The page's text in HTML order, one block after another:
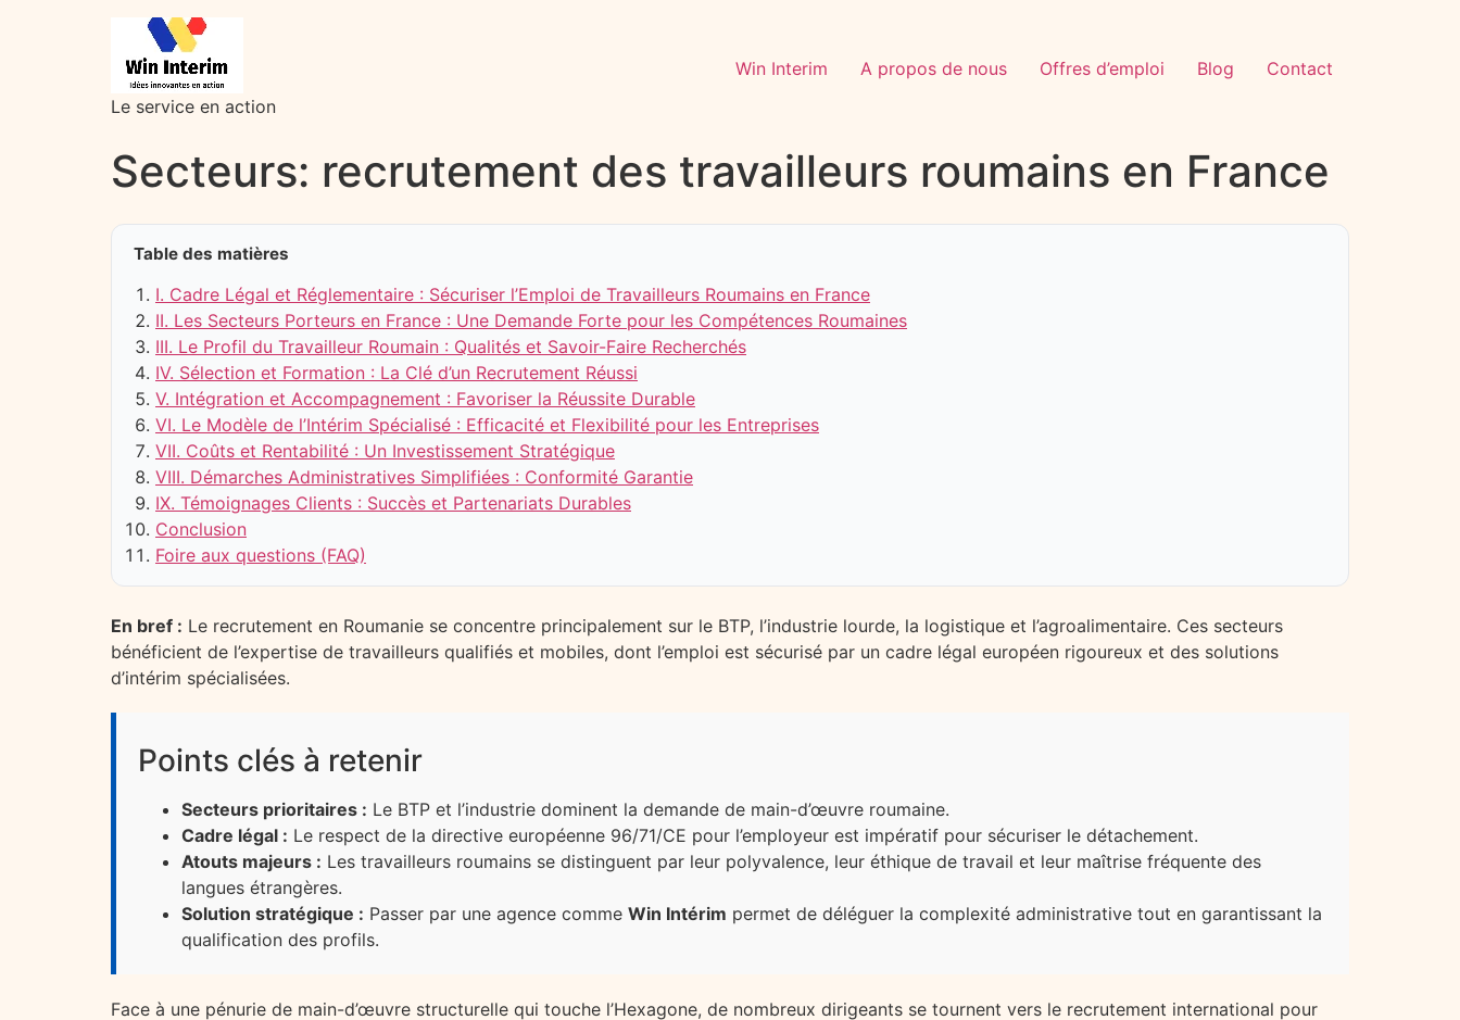
Le service en action
Win Interim A propos de nous Offres d’emploi Blog Contact
Secteurs: recrutement des travailleurs roumains en France
Table des matières
I. Cadre Légal et Réglementaire : Sécuriser l’Emploi de Travailleurs Roumains en France
II. Les Secteurs Porteurs en France : Une Demande Forte pour les Compétences Roumaines
III. Le Profil du Travailleur Roumain : Qualités et Savoir-Faire Recherchés
IV. Sélection et Formation : La Clé d’un Recrutement Réussi
V. Intégration et Accompagnement : Favoriser la Réussite Durable
VI. Le Modèle de l’Intérim Spécialisé : Efficacité et Flexibilité pour les Entreprises
VII. Coûts et Rentabilité : Un Investissement Stratégique
VIII. Démarches Administratives Simplifiées : Conformité Garantie
IX. Témoignages Clients : Succès et Partenariats Durables
Conclusion
Foire aux questions (FAQ)
En bref : Le recrutement en Roumanie se concentre principalement sur le BTP, l’industrie lourde, la logistique et l’agroalimentaire. Ces secteurs
bénéficient de l’expertise de travailleurs qualifiés et mobiles, dont l’emploi est sécurisé par un cadre légal européen rigoureux et des solutions
d’intérim spécialisées.
Points clés à retenir
Secteurs prioritaires : Le BTP et l’industrie dominent la demande de main-d’œuvre roumaine.
Cadre légal : Le respect de la directive européenne 96/71/CE pour l’employeur est impératif pour sécuriser le détachement.
Atouts majeurs : Les travailleurs roumains se distinguent par leur polyvalence, leur éthique de travail et leur maîtrise fréquente des
langues étrangères.
Solution stratégique : Passer par une agence comme Win Intérim permet de déléguer la complexité administrative tout en garantissant la
qualification des profils.
Face à une pénurie de main-d’œuvre structurelle qui touche l’Hexagone, de nombreux dirigeants se tournent vers le recrutement international pour